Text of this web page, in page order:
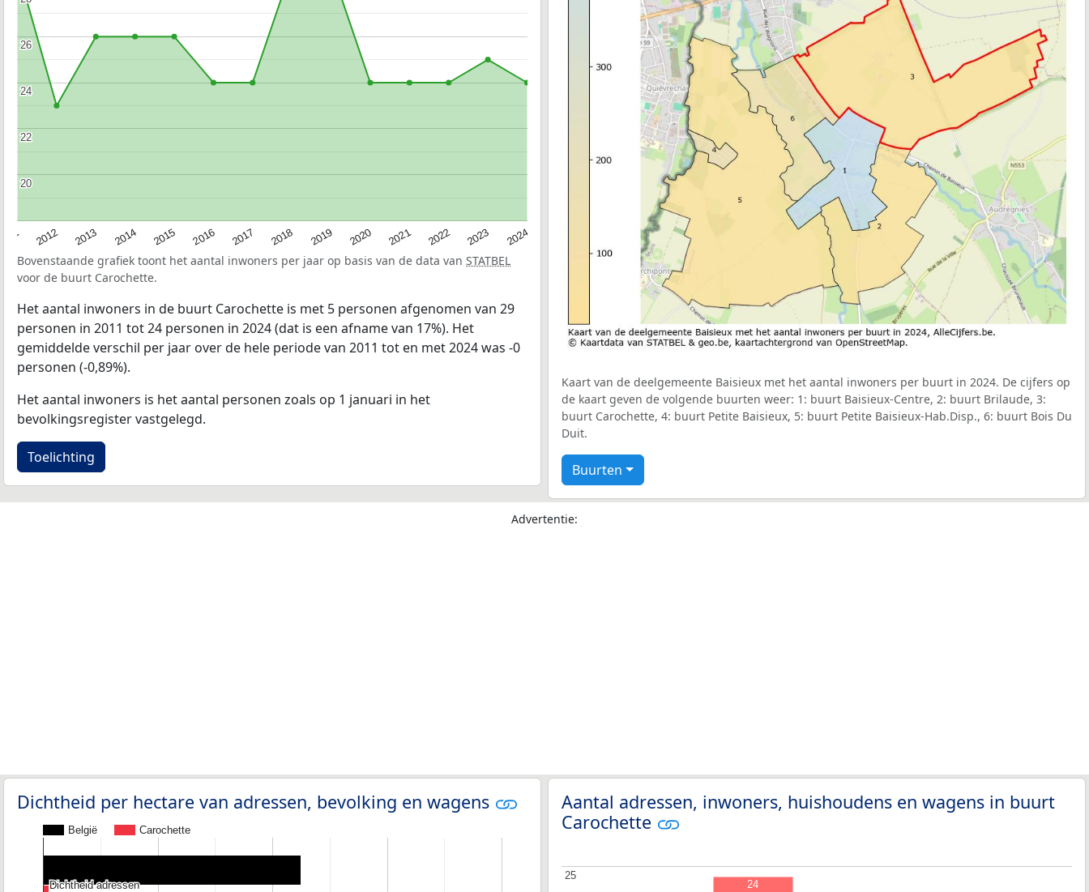
2012 2013 2014 2015 2016 2017 2018 2019 2020 2021 2022 2023 2024
20
20
22
22
24
24
26
26
Bovenstaande grafiek toont het aantal inwoners per jaar op basis van de data van STATBEL
voor de buurt Carochette.
Het aantal inwoners in de buurt Carochette is met 5 personen afgenomen van 29
personen in 2011 tot 24 personen in 2024 (dat is een afname van 17%). Het
gemiddelde verschil per jaar over de hele periode van 2011 tot en met 2024 was -0
personen (-0,89%).
Het aantal inwoners is het aantal personen zoals op 1 januari in het
bevolkingsregister vastgelegd.
Toelichting
Kaart van de deelgemeente Baisieux met het aantal inwoners per buurt in 2024. De cijfers op
de kaart geven de volgende buurten weer: 1: buurt Baisieux-Centre, 2: buurt Brilaude, 3:
buurt Carochette, 4: buurt Petite Baisieux, 5: buurt Petite Baisieux-Hab.Disp., 6: buurt Bois Du
Duit.
Buurten
Advertentie:
Dichtheid per hectare van adressen, bevolking en wagens
België Carochette
Dichtheid adressen
Dichtheid adressen
Aantal adressen, inwoners, huishoudens en wagens in buurt
Carochette
25
25
24